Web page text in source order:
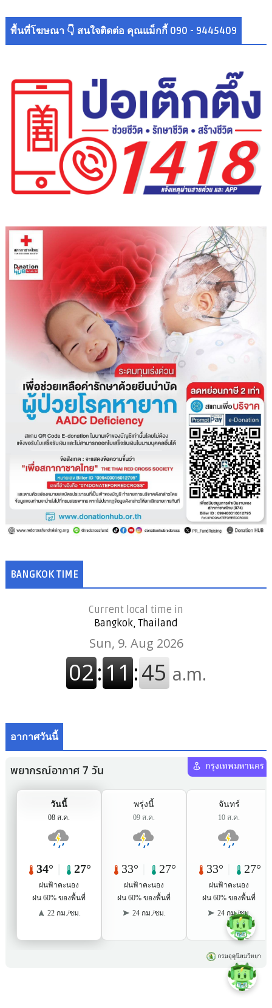
พื้นที่โฆษณา 👇 สนใจติดต่อ คุณแม็กกี้ 090 - 9445409
BANGKOK TIME
Current local time in
Bangkok, Thailand
อากาศวันนี้